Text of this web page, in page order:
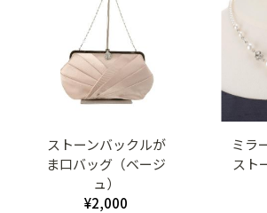
ストーンバックルが
ま口バッグ（ベージ
ュ）
¥2,000
ミラ
スト